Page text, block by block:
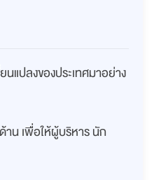
แปลงของประเทศมาอย่าง
น เพื่อให้ผู้บริหาร นัก